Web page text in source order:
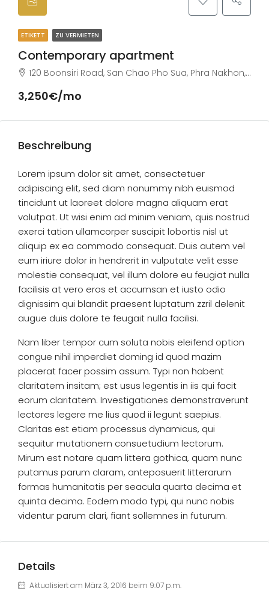
ETIKETT ZU VERMIETEN
Contemporary apartment
120 Boonsiri Road, San Chao Pho Sua, Phra Nakhon, Bangkok 10200, Tailandia
3,250€/mo
Beschreibung
Lorem ipsum dolor sit amet, consectetuer
adipiscing elit, sed diam nonummy nibh euismod
tincidunt ut laoreet dolore magna aliquam erat
volutpat. Ut wisi enim ad minim veniam, quis nostrud
exerci tation ullamcorper suscipit lobortis nisl ut
aliquip ex ea commodo consequat. Duis autem vel
eum iriure dolor in hendrerit in vulputate velit esse
molestie consequat, vel illum dolore eu feugiat nulla
facilisis at vero eros et accumsan et iusto odio
dignissim qui blandit praesent luptatum zzril delenit
augue duis dolore te feugait nulla facilisi.
Nam liber tempor cum soluta nobis eleifend option
congue nihil imperdiet doming id quod mazim
placerat facer possim assum. Typi non habent
claritatem insitam; est usus legentis in iis qui facit
eorum claritatem. Investigationes demonstraverunt
lectores legere me lius quod ii legunt saepius.
Claritas est etiam processus dynamicus, qui
sequitur mutationem consuetudium lectorum.
Mirum est notare quam littera gothica, quam nunc
putamus parum claram, anteposuerit litterarum
formas humanitatis per seacula quarta decima et
quinta decima. Eodem modo typi, qui nunc nobis
videntur parum clari, fiant sollemnes in futurum.
Details
Aktualisiert am März 3, 2016 beim 9:07 p.m.